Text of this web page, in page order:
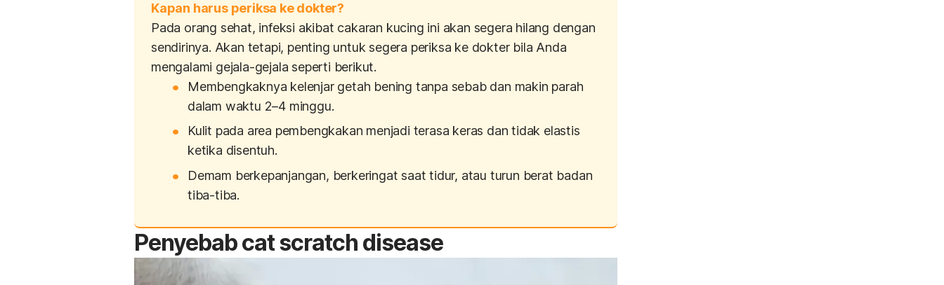
Kapan harus periksa ke dokter?
Pada orang sehat, infeksi akibat cakaran kucing ini akan segera hilang dengan
sendirinya. Akan tetapi, penting untuk segera periksa ke dokter bila Anda
mengalami gejala-gejala seperti berikut.
Membengkaknya kelenjar getah bening tanpa sebab dan makin parah
dalam waktu 2–4 minggu.
Kulit pada area pembengkakan menjadi terasa keras dan tidak elastis
ketika disentuh.
Demam berkepanjangan, berkeringat saat tidur, atau turun berat badan
tiba-tiba.
Penyebabcat scratch disease